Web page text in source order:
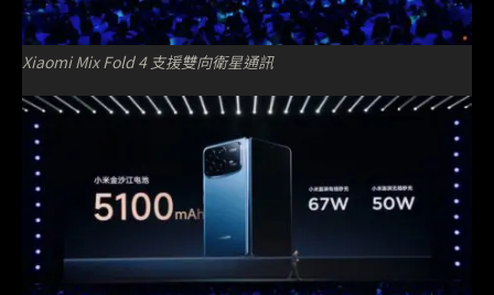
Xiaomi Mix Fold 4 支援雙向衛星通訊